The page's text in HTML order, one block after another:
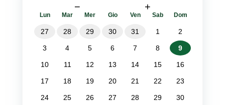
− +
Lun Mar Mer Gio Ven Sab Dom
27 28 29 30 31 1 2
3 4 5 6 7 8 9
10 11 12 13 14 15 16
17 18 19 20 21 22 23
24 25 26 27 28 29 30